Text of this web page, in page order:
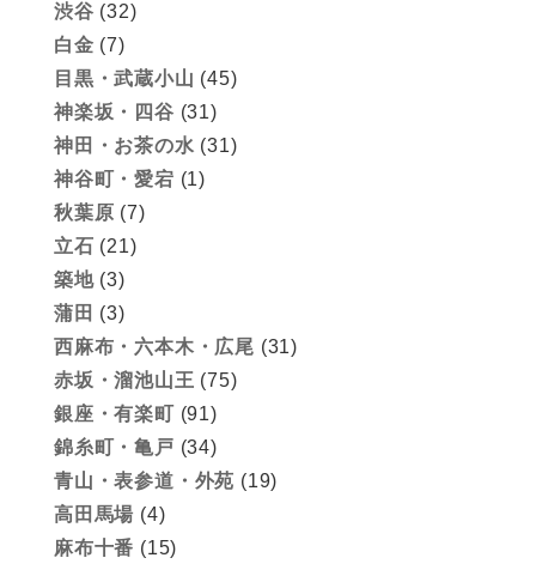
渋谷 (32)
白金 (7)
目黒・武蔵小山 (45)
神楽坂・四谷 (31)
神田・お茶の水 (31)
神谷町・愛宕 (1)
秋葉原 (7)
立石 (21)
築地(3)
蒲田 (3)
西麻布・六本木・広尾 (31)
赤坂・溜池山王 (75)
銀座・有楽町 (91)
錦糸町・亀戸 (34)
青山・表参道・外苑 (19)
高田馬場 (4)
麻布十番 (15)